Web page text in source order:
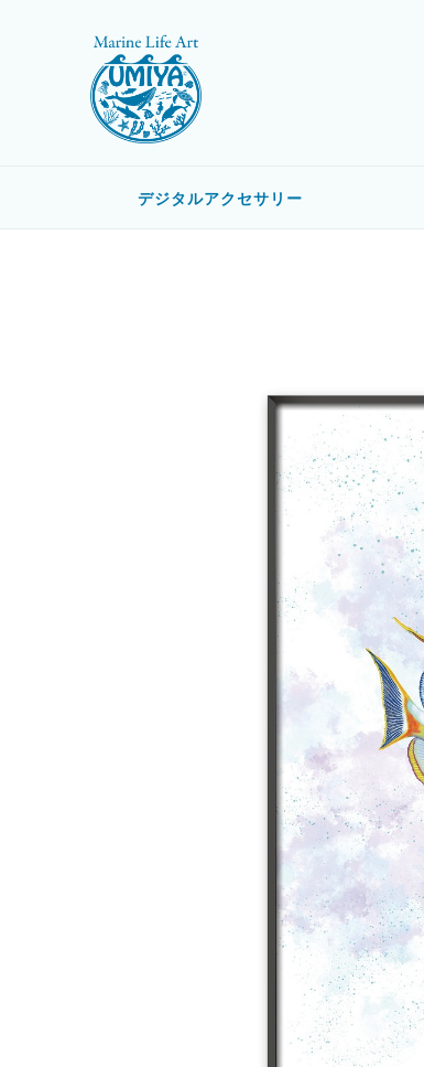
デジタルアクセサリー